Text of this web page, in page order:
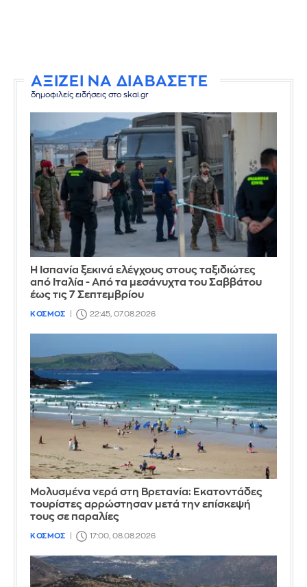
ΑΞΙΖΕΙ ΝΑ ΔΙΑΒΑΣΕΤΕ
δημοφιλείς ειδήσεις στο skai.gr
Η Ισπανία ξεκινά ελέγχους στους ταξιδιώτες
από Ιταλία - Από τα μεσάνυχτα του Σαββάτου
έως τις 7 Σεπτεμβρίου
ΚΟΣΜΟΣ 22:45, 07.08.2026
Μολυσμένα νερά στη Βρετανία: Εκατοντάδες
τουρίστες αρρώστησαν μετά την επίσκεψή
τους σε παραλίες
ΚΟΣΜΟΣ 17:00, 08.08.2026